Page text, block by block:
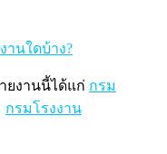
นใดบ้าง?
ยงานนี้ได้แก่ กรม
กรมโรงงาน